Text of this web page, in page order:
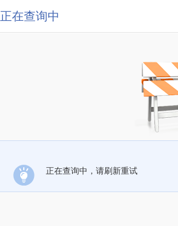
正在查询中
正在查询中，请刷新重试